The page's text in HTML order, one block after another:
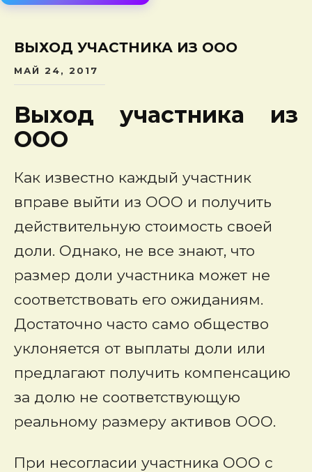
ВЫХОД УЧАСТНИКА ИЗ ООО
МАЙ 24, 2017
Выход участника из
ООО
Как известно каждый участник
вправе выйти из ООО и получить
действительную стоимость своей
доли. Однако, не все знают, что
размер доли участника может не
соответствовать его ожиданиям.
Достаточно часто само общество
уклоняется от выплаты доли или
предлагают получить компенсацию
за долю не соответствующую
реальному размеру активов ООО.
При несогласии участника ООО с